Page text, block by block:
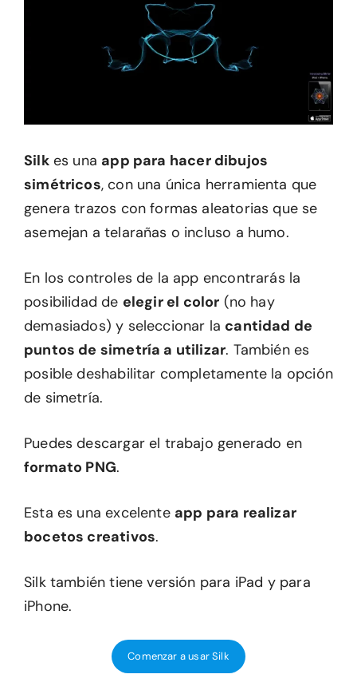
Silkes una app para hacer dibujos
simétricos, con una única herramienta que
genera trazos con formas aleatorias que se
asemejan a telarañas o incluso a humo.
En los controles de la app encontrarás la
posibilidad de elegir el color (no hay
demasiados) y seleccionar la cantidad de
puntos de simetría a utilizar. También es
posible deshabilitar completamente la opción
de simetría.
Puedes descargar el trabajo generado en
formato PNG.
Esta es una excelente app para realizar
bocetos creativos.
Silk también tiene versión para iPad y para
iPhone.
Comenzar a usar Silk